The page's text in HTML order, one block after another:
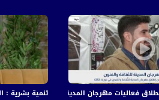
تنمية بشرية : الحب
فعاليات مهرجان المدينة للثقافة والفنون